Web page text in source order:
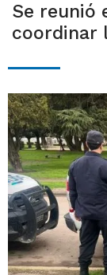
Se reunió
coordinar